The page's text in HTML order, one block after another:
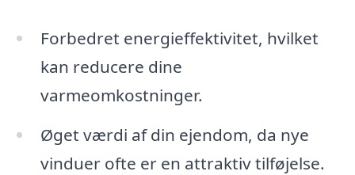
Forbedret energieffektivitet, hvilket
kan reducere dine
varmeomkostninger.
Øget værdi af din ejendom, da nye
vinduer ofte er en attraktiv tilføjelse.